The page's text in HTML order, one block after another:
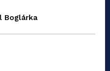
Boglárka